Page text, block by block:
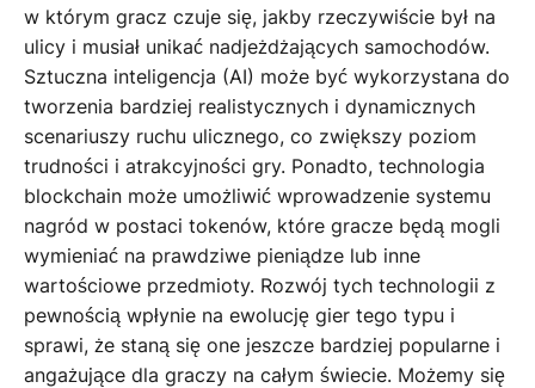
w którym gracz czuje się, jakby rzeczywiście był na
ulicy i musiał unikać nadjeżdżających samochodów.
Sztuczna inteligencja (AI) może być wykorzystana do
tworzenia bardziej realistycznych i dynamicznych
scenariuszy ruchu ulicznego, co zwiększy poziom
trudności i atrakcyjności gry. Ponadto, technologia
blockchain może umożliwić wprowadzenie systemu
nagród w postaci tokenów, które gracze będą mogli
wymieniać na prawdziwe pieniądze lub inne
wartościowe przedmioty. Rozwój tych technologii z
pewnością wpłynie na ewolucję gier tego typu i
sprawi, że staną się one jeszcze bardziej popularne i
angażujące dla graczy na całym świecie. Możemy się